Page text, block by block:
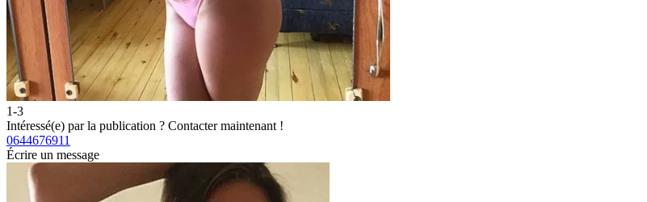
1-3
Intéressé(e) par la publication ? Contacter maintenant !
0644676911
Écrire un message